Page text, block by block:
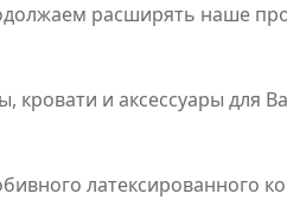
расширять наше
кровати и аксессуары для